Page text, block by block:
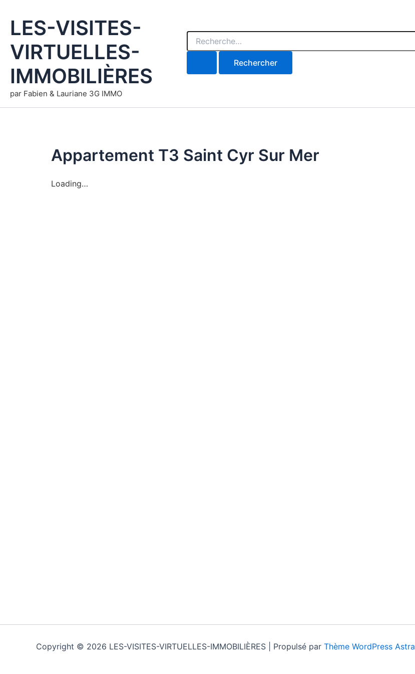
contenu
LES-VISITES-
VIRTUELLES-
IMMOBILIÈRES
par Fabien & Lauriane 3G IMMO
Appartement T3 Saint Cyr Sur Mer
Loading…
Copyright © 2026 LES-VISITES-VIRTUELLES-IMMOBILIÈRES | Propulsé par Thème WordPress Astra